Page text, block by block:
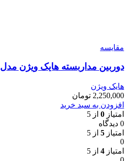
مقایسه
دوربین مداربسته هایک ویژن مدل DS-2CE16D0T-ITPF
هایک ویژن
2,250,000 تومان
افزودن به سبد خرید
امتیاز 0 از 5
0 دیدگاه
امتیاز 5 از 5
0
امتیاز 4 از 5